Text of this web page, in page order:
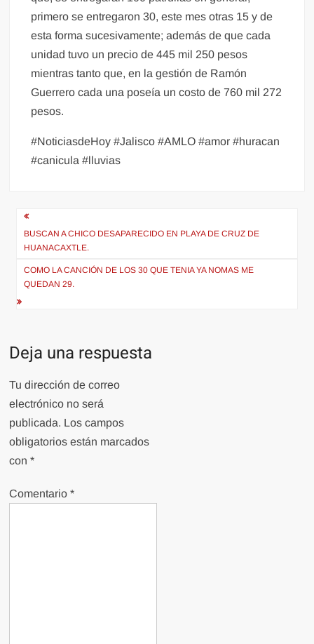
primero se entregaron 30, este mes otras 15 y de
esta forma sucesivamente; además de que cada
unidad tuvo un precio de 445 mil 250 pesos
mientras tanto que, en la gestión de Ramón
Guerrero cada una poseía un costo de 760 mil 272
pesos.
#NoticiasdeHoy #Jalisco #AMLO #amor #huracan
#canicula #lluvias
Navegación
de
entradas
BUSCAN A CHICO DESAPARECIDO EN PLAYA DE CRUZ DE
HUANACAXTLE.
COMO LA CANCIÓN DE LOS 30 QUE TENIA YA NOMAS ME
QUEDAN 29.
Deja una respuesta
Tu dirección de correo
electrónico no será
publicada. Los campos
obligatorios están marcados
con*
Comentario*